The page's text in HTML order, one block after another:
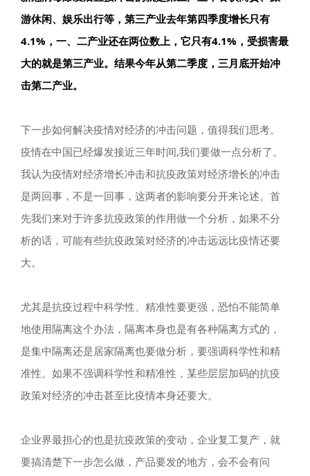
游休闲、娱乐出行等，第三产业去年第四季度增长只有
4.1%，一、二产业还在两位数上，它只有4.1%，受损害最
大的就是第三产业。结果今年从第二季度，三月底开始冲
击第二产业。
下一步如何解决疫情对经济的冲击问题，值得我们思考。
疫情在中国已经爆发接近三年时间,我们要做一点分析了。
我认为疫情对经济增长冲击和抗疫政策对经济增长的冲击
是两回事，不是一回事，这两者的影响要分开来论述。首
先我们来对于许多抗疫政策的作用做一个分析，如果不分
析的话，可能有些抗疫政策对经济的冲击远远比疫情还要
大。
尤其是抗疫过程中科学性、精准性要更强，恐怕不能简单
地使用隔离这个办法，隔离本身也是有各种隔离方式的，
是集中隔离还是居家隔离也要做分析，要强调科学性和精
准性。如果不强调科学性和精准性，某些层层加码的抗疫
政策对经济的冲击甚至比疫情本身还要大。
企业界最担心的也是抗疫政策的变动，企业复工复产，就
要搞清楚下一步怎么做，产品要发的地方，会不会有问